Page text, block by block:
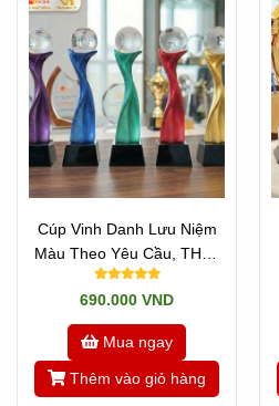
Cúp Vinh Danh Lưu Niệm
Màu Theo Yêu Cầu, THAY
QUẢ CẦU THEO GIẢI
690.000 VND
Mua ngay
Thêm vào giỏ hàng